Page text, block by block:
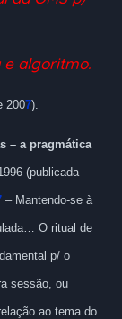
e algoritmo.
2007).
– a pragmática
(publicada
– Mantendo-se à
O ritual de
p/ o
sessão, ou
ao tema do